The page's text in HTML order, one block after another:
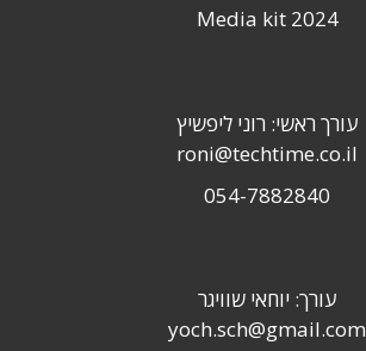
Media kit 2024
עורך ראשי: רוני ליפשיץ
roni@techtime.co.il
054-7882840
עורך: יוחאי שוויגר
yoch.sch@gmail.com